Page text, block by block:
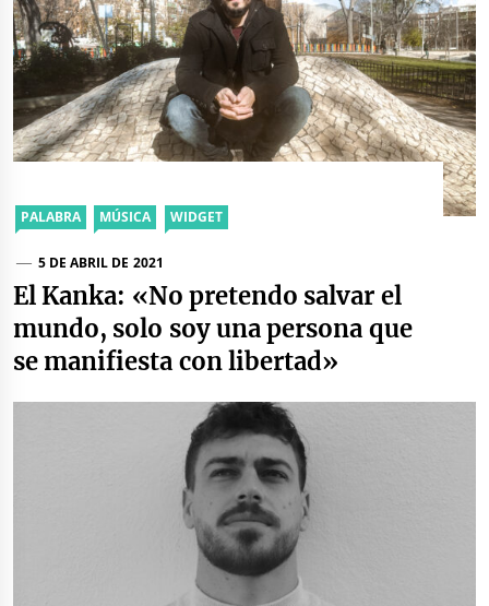
PALABRA MÚSICA WIDGET
5 DE ABRIL DE 2021
El Kanka: «No pretendo salvar el
mundo, solo soy una persona que
se manifiesta con libertad»